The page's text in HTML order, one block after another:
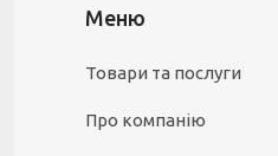
Товари та послуги
Про компанію